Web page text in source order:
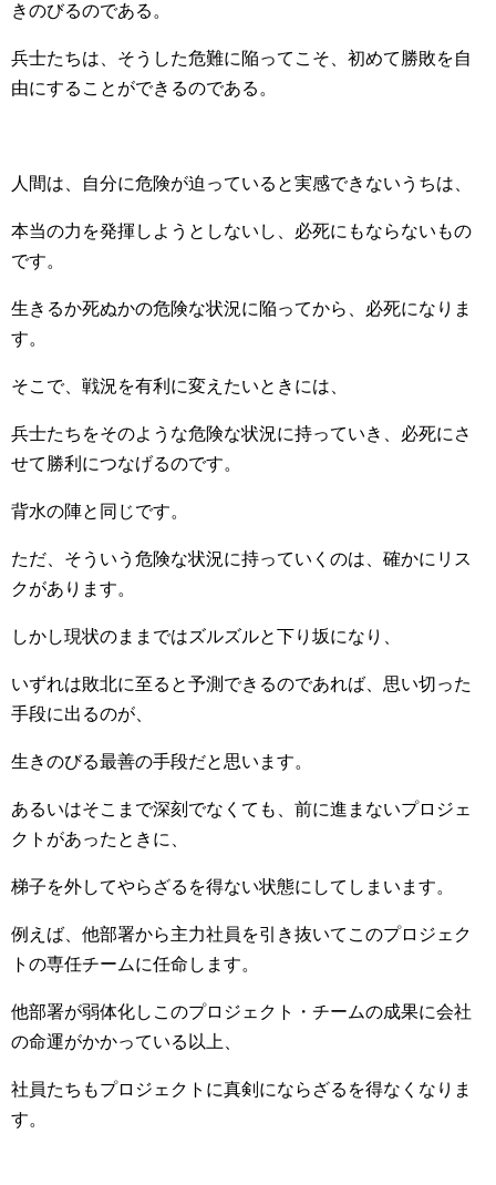
きのびるのである。
兵士たちは、そうした危難に陥ってこそ、初めて勝敗を自
由にすることができるのである。
人間は、自分に危険が迫っていると実感できないうちは、
本当の力を発揮しようとしないし、必死にもならないもの
です。
生きるか死ぬかの危険な状況に陥ってから、必死になりま
す。
そこで、戦況を有利に変えたいときには、
兵士たちをそのような危険な状況に持っていき、必死にさ
せて勝利につなげるのです。
背水の陣と同じです。
ただ、そういう危険な状況に持っていくのは、確かにリス
クがあります。
しかし現状のままではズルズルと下り坂になり、
いずれは敗北に至ると予測できるのであれば、思い切った
手段に出るのが、
生きのびる最善の手段だと思います。
あるいはそこまで深刻でなくても、前に進まないプロジェ
クトがあったときに、
梯子を外してやらざるを得ない状態にしてしまいます。
例えば、他部署から主力社員を引き抜いてこのプロジェク
トの専任チームに任命します。
他部署が弱体化しこのプロジェクト・チームの成果に会社
の命運がかかっている以上、
社員たちもプロジェクトに真剣にならざるを得なくなりま
す。